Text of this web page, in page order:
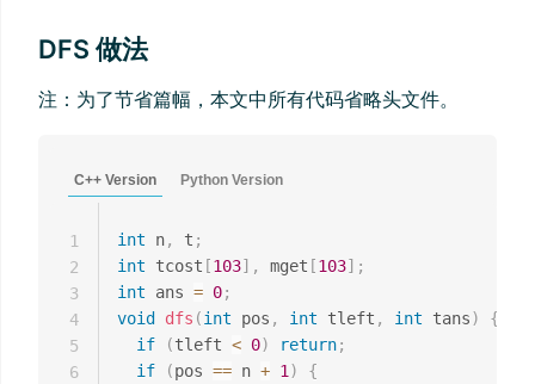
DFS 做法
注：为了节省篇幅，本文中所有代码省略头文件。
C++ Version Python Version
int n, t ;
int tcost [103] , mget [103] ;
int ans = 0;
void
dfs (int pos , int tleft , int tans)
{
if
(tleft < 0) return;
if
(pos == n + 1)
{
1
2
3
4
5
6